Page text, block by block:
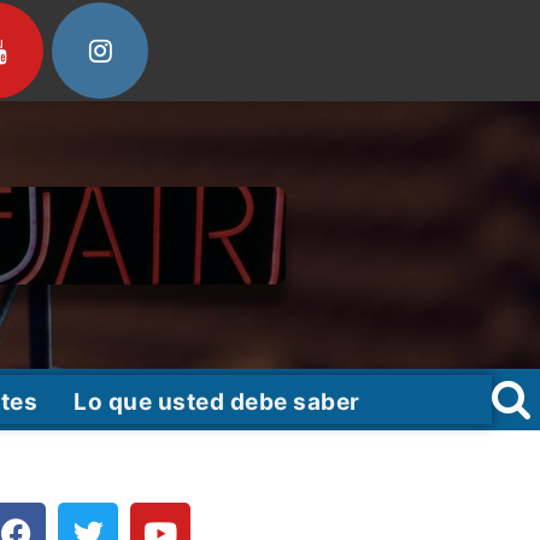
Lo que usted debe saber
F
T
Y